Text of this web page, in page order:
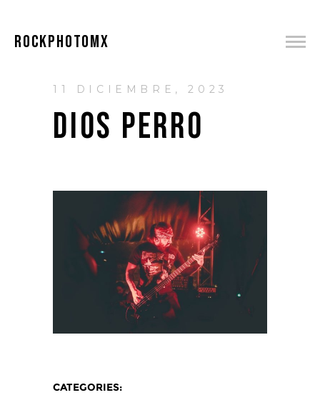
ROCKPHOTOMX
11 DICIEMBRE, 2023
DIOS PERRO
CATEGORIES: